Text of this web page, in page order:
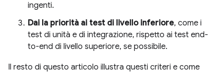
ingenti.
Dai la priorità ai test di livello inferiore, come i
test di unità e di integrazione, rispetto ai test end-
to-end di livello superiore, se possibile.
Il resto di questo articolo illustra questi criteri e come